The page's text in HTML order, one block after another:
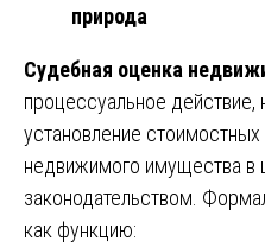
природа
Судебная оценка
процессуальное действие,
установление
недвижимого имущества в
законодательством.
как функцию: